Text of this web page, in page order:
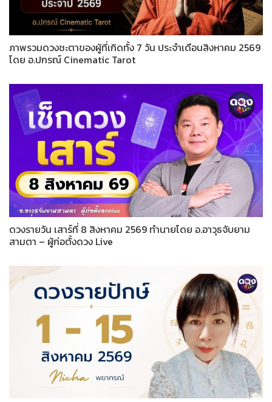
ภาพรวมดวงชะตาของผู้ที่เกิดทั้ง 7 วัน ประจำเดือนสิงหาคม 2569
โดย อ.ปกรณ์ Cinematic Tarot
ดวงรายวัน เสาร์ที่ 8 สิงหาคม 2569 ทำนายโดย อ.อาวุธจับยาม
สามตา – ผู้ก่อตั้งดวง Live